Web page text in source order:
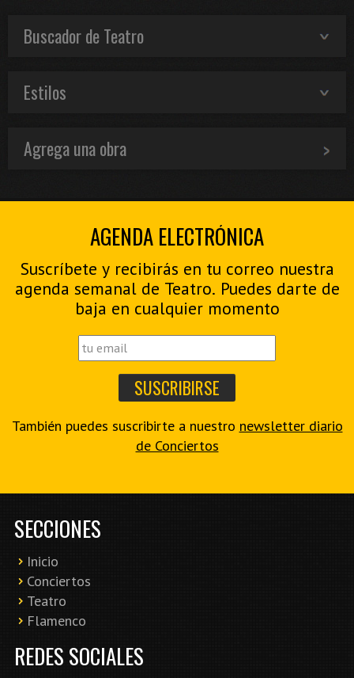
Buscador de Teatro
Estilos
Agrega una obra
AGENDA ELECTRÓNICA
Suscríbete y recibirás en tu correo nuestra
agenda semanal de Teatro. Puedes darte de
baja en cualquier momento
También puedes suscribirte a nuestro newsletter diario
de Conciertos
SECCIONES
Inicio
Conciertos
Teatro
Flamenco
REDES SOCIALES